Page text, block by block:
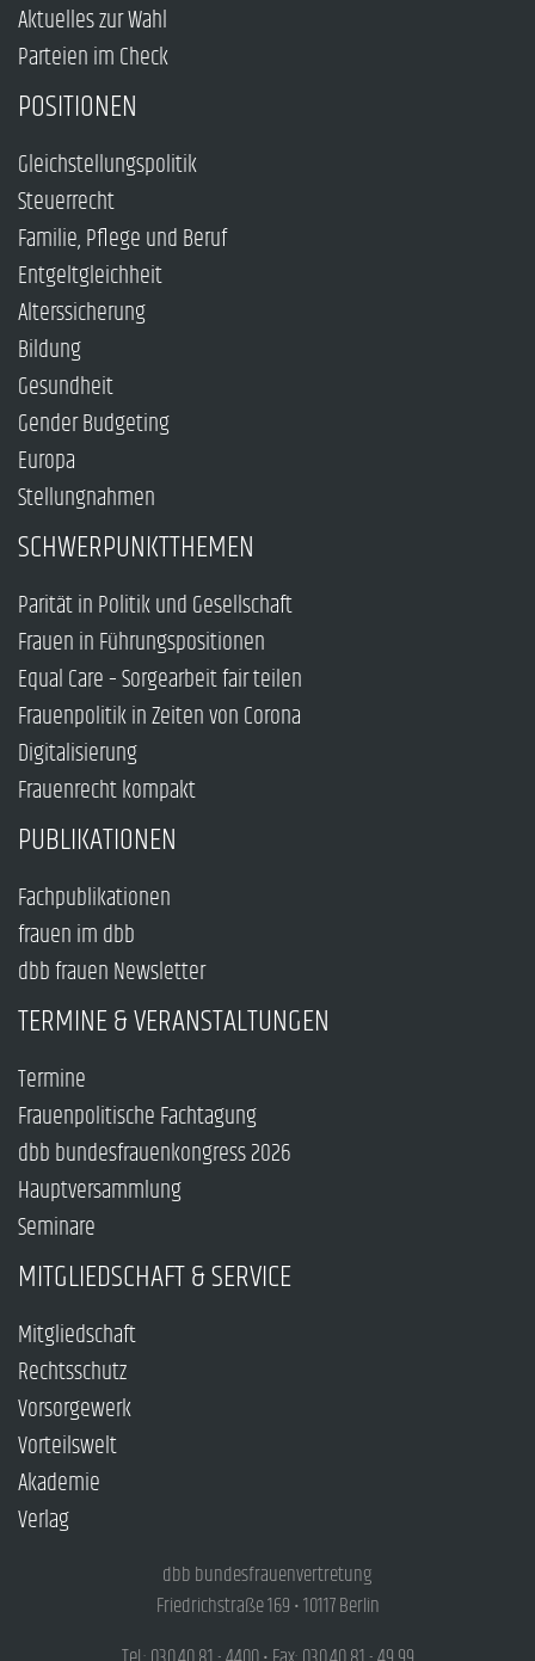
Aktuelles zur Wahl
Parteien im Check
POSITIONEN
Gleichstellungspolitik
Steuerrecht
Familie, Pflege und Beruf
Entgeltgleichheit
Alterssicherung
Bildung
Gesundheit
Gender Budgeting
Europa
Stellungnahmen
SCHWERPUNKTTHEMEN
Parität in Politik und Gesellschaft
Frauen in Führungspositionen
Equal Care – Sorgearbeit fair teilen
Frauenpolitik in Zeiten von Corona
Digitalisierung
Frauenrecht kompakt
PUBLIKATIONEN
Fachpublikationen
frauen im dbb
dbb frauen Newsletter
TERMINE & VERANSTALTUNGEN
Termine
Frauenpolitische Fachtagung
dbb bundesfrauenkongress 2026
Hauptversammlung
Seminare
MITGLIEDSCHAFT & SERVICE
Mitgliedschaft
Rechtsschutz
Vorsorgewerk
Vorteilswelt
Akademie
Verlag
dbb bundesfrauenvertretung
Friedrichstraße 169 • 10117 Berlin